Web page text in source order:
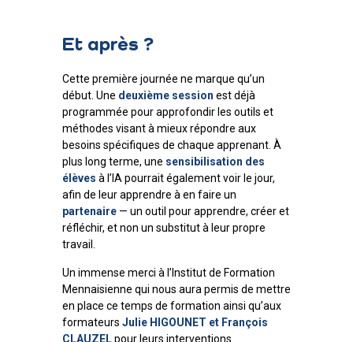
Et après ?
Cette première journée ne marque qu’un
début. Une deuxième session est déjà
programmée pour approfondir les outils et
méthodes visant à mieux répondre aux
besoins spécifiques de chaque apprenant. À
plus long terme, une sensibilisation des
élèves à l’IA pourrait également voir le jour,
afin de leur apprendre à en faire un
partenaire — un outil pour apprendre, créer et
réfléchir, et non un substitut à leur propre
travail.
Un immense merci à l’Institut de Formation
Mennaisienne qui nous aura permis de mettre
en place ce temps de formation ainsi qu’aux
formateurs Julie HIGOUNET et François
CLAUZELpour leurs interventions